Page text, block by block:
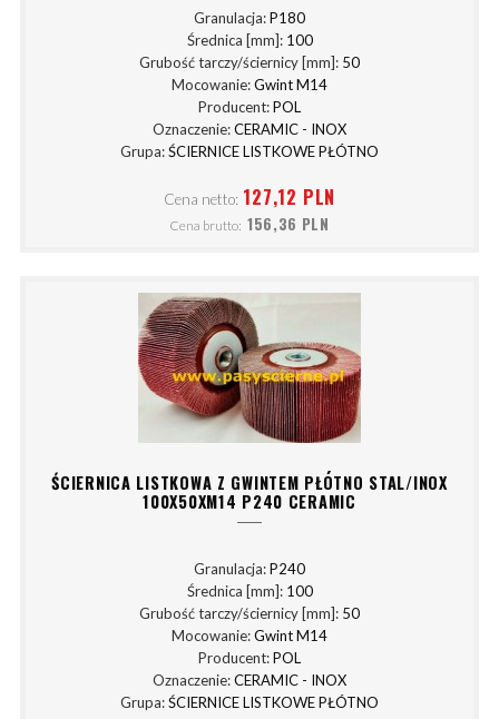
Granulacja:P180
Średnica [mm]: 100
Grubość tarczy/ściernicy [mm]: 50
Mocowanie:Gwint M14
Producent:POL
Oznaczenie:CERAMIC - INOX
Grupa:ŚCIERNICE LISTKOWE PŁÓTNO
Cena netto: 127,12 PLN
Cena brutto: 156,36 PLN
ŚCIERNICA LISTKOWA Z GWINTEM PŁÓTNO STAL/INOX
100X50XM14 P240 CERAMIC
Granulacja:P240
Średnica [mm]: 100
Grubość tarczy/ściernicy [mm]: 50
Mocowanie:Gwint M14
Producent:POL
Oznaczenie:CERAMIC - INOX
Grupa:ŚCIERNICE LISTKOWE PŁÓTNO